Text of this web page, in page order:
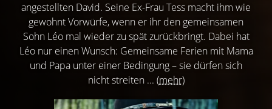
angestellten David. Seine Ex-Frau Tess macht ihm wie
gewohnt Vorwürfe, wenn er ihr den gemeinsamen
Sohn Léo mal wieder zu spät zurückbringt. Dabei hat
Léo nur einen Wunsch: Gemeinsame Ferien mit Mama
und Papa unter einer Bedingung – sie dürfen sich
nicht streiten ... (mehr)